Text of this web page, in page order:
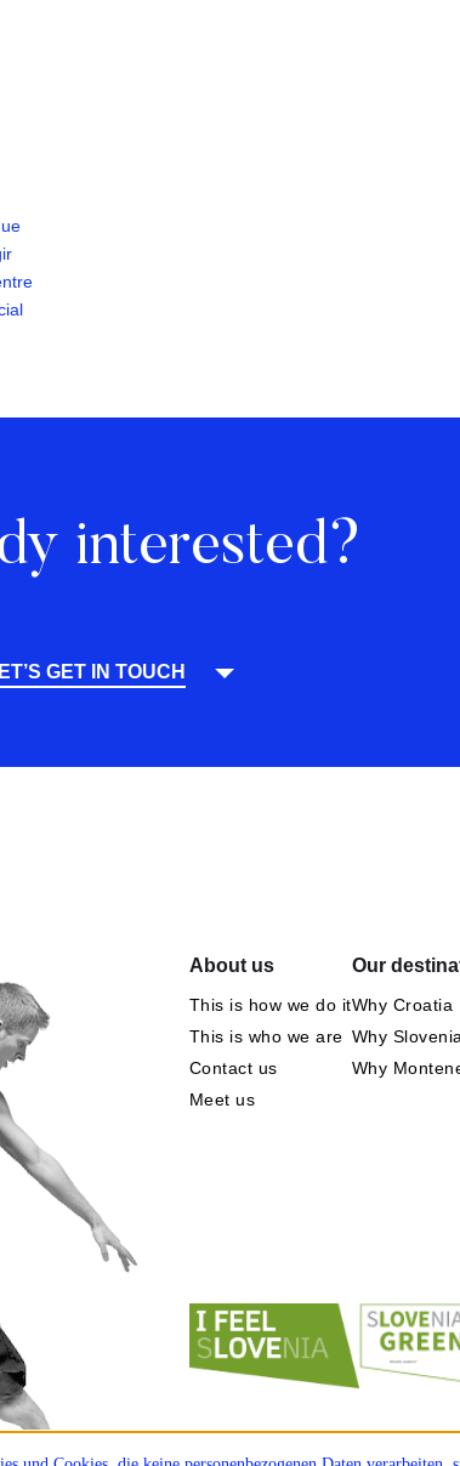
interested?
GET IN TOUCH
About us
This is how we do it
This is who we are
Contact us
Meet us
Our
Why Croatia
Why Slovenia
Why